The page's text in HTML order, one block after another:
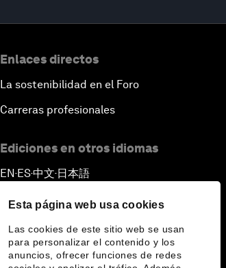
Esta página web usa cookies
Las cookies de este sitio web se usan
para personalizar el contenido y los
anuncios, ofrecer funciones de redes
Enlaces directos
La sostenibilidad en el Foro
Carreras profesionales
Ediciones en otros idiomas
EN ▪ES▪中文▪ 日本語